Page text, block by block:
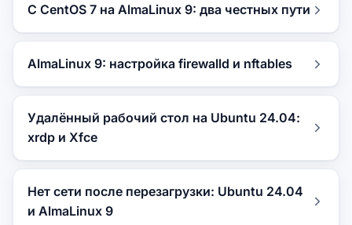
С CentOS 7 на AlmaLinux 9: два честных пути
AlmaLinux 9: настройка firewalld и nftables
Удалённый рабочий стол на Ubuntu 24.04:
xrdp и Xfce
Нет сети после перезагрузки: Ubuntu 24.04
и AlmaLinux 9